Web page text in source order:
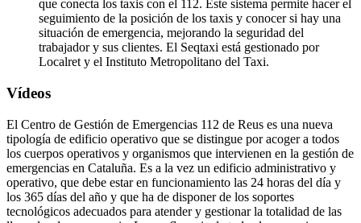
que conecta los taxis con el 112. Este sistema permite hacer el
seguimiento de la posición de los taxis y conocer si hay una
situación de emergencia, mejorando la seguridad del
trabajador y sus clientes. El Seqtaxi está gestionado por
Localret y el Instituto Metropolitano del Taxi.
Vídeos
El Centro de Gestión de Emergencias 112 de Reus es una nueva
tipología de edificio operativo que se distingue por acoger a todos
los cuerpos operativos y organismos que intervienen en la gestión de
emergencias en Cataluña. Es a la vez un edificio administrativo y
operativo, que debe estar en funcionamiento las 24 horas del día y
los 365 días del año y que ha de disponer de los soportes
tecnológicos adecuados para atender y gestionar la totalidad de las